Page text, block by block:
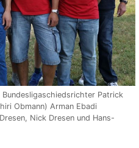
Patrick
Obmann) Arman Ebadi
Nick Dresen und Hans-